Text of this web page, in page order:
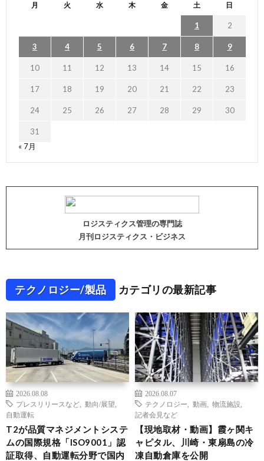
月 火 水 木 金 土 日
1 2
3 4 5 6 7 8 9
10 11 12 13 14 15 16
17 18 19 20 21 22 23
24 25 26 27 28 29 30
31
« 7月
ロジスティクス管理の専門誌
月刊ロジスティクス・ビジネス
テクノロジー/製品 カテゴリの最新記事
2026.08.08
プレスリリースなど
動向/展望
自動運転
T2が品質マネジメントシステ
ムの国際規格「ISO9001」認
証取得、自動運転分野で国内
2026.08.07
テクノロジー
動画 物流施設
記者会見など
【現地取材・動画】霞ヶ関キ
ャピタル、川崎・東扇島の冷
凍自動倉庫を公開